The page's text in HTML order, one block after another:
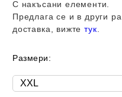
С накъсани елементи.
Предлага се и в други
доставка, вижтетук
Размери: